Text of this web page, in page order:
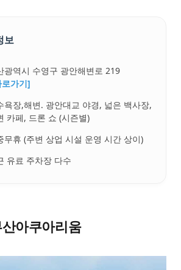
보
광역시 수영구 광안해변로 219
가기]
욕장,해변. 광안대교 야경, 넓은 백사장,
카페, 드론 쇼 (시즌별)
무휴 (주변 상업 시설 운영 시간 상이)
유료 주차장 다수
아쿠아리움